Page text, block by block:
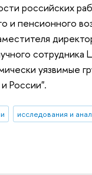
российских
и пенсионного
уязвимые
России".
исследования и